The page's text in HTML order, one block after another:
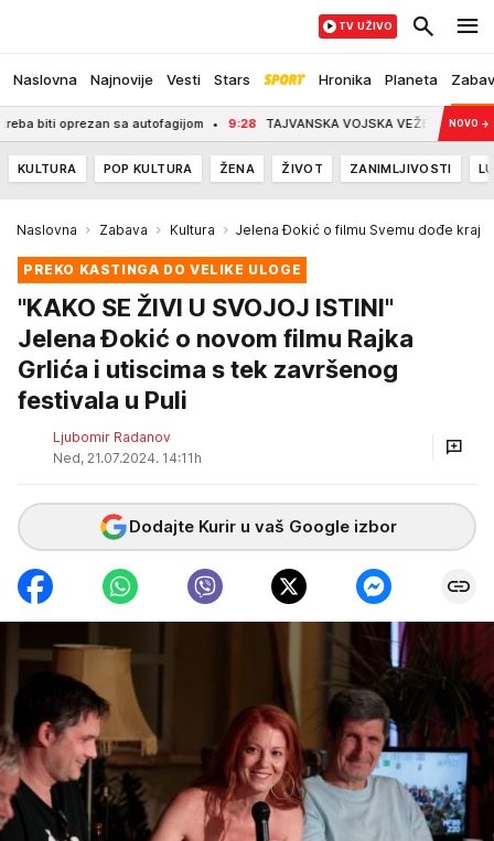
Naslovna Najnovije Vesti Stars Hronika Planeta
TV UŽIVO
sa autofagijom 9:28 TAJVANSKA VOJSKA VEŽBA ODGOVOR NANOVO →
KULTURA POP KULTURA ŽENA ŽIVOT ZANIMLJIVOSTI
Naslovna Zabava Kultura Jelena Đokić o filmu Svemu dođe kraj
PREKO KASTINGA DO VELIKE ULOGE
"KAKO SE ŽIVI U SVOJOJ ISTINI"
Jelena Đokić o novom filmu Rajka
Grlića i utiscima s tek završenog
festivala u Puli
Ljubomir Radanov
Ned, 21.07.2024. 14:11h
Dodajte Kurir u vaš Google izbor